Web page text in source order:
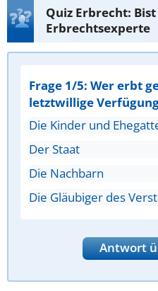
Quiz Erbrecht:
Erbrechtsexperte
Frage 1/5: Wer erbt
letztwillige
Die Kinder und
Der Staat
Die Nachbarn
Die Gläubiger des
Antwort